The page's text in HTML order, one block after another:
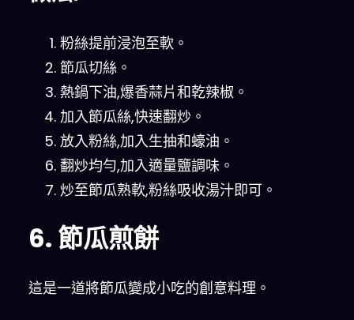
粉絲提前浸泡至軟。
節瓜切絲。
熱鍋下油,爆香蒜片和乾辣椒。
加入節瓜絲,快速翻炒。
放入粉絲,加入生抽和蠔油。
翻炒均勻,加入適量鹽調味。
炒至節瓜熟軟,粉絲吸收湯汁即可。
6. 節瓜煎餅
這是一道將節瓜變成小吃的創意料理。